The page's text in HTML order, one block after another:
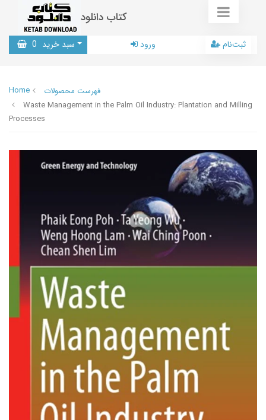
کتاب دانلود
سبد خرید 0 ورود ثبت‌نام
Home
فهرست محصولات
Waste Management in the Palm Oil Industry: Plantation and Milling
Processes